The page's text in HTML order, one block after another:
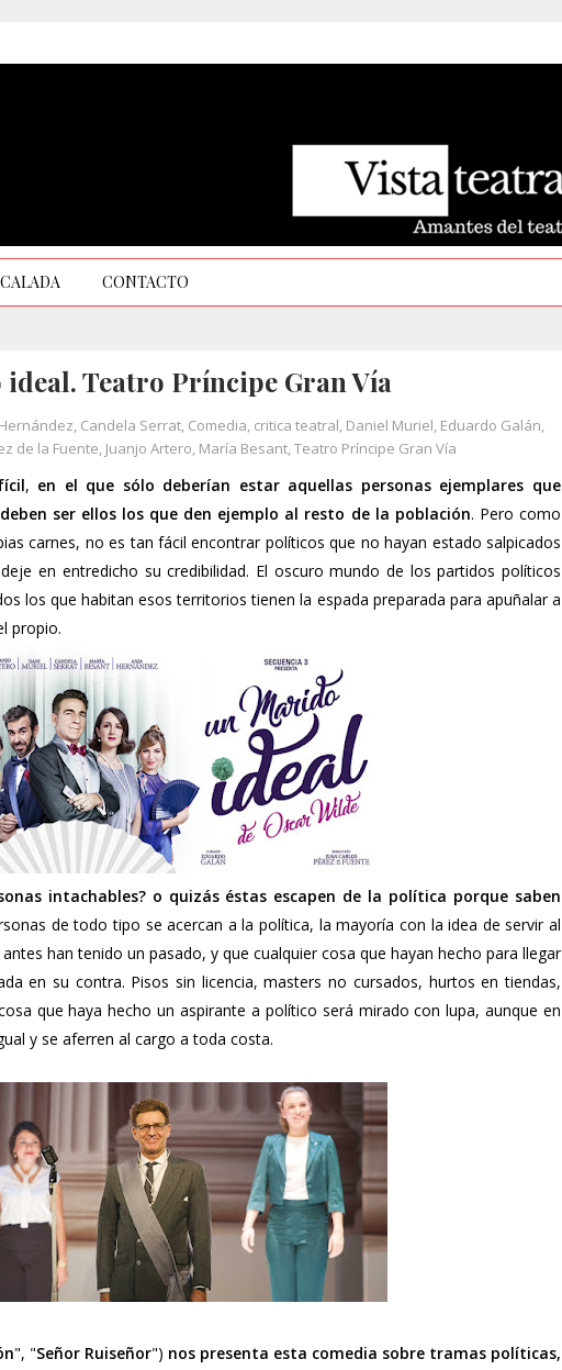
CONTACTO
Teatro Príncipe Gran Vía
, Candela Serrat, Comedia, critica teatral, Daniel Muriel, Eduardo Galán,
de la Fuente, Juanjo Artero, María Besant,Teatro Príncipe Gran Vía
, en el que sólo deberían estar aquellas personas ejemplares que
ser ellos los que den ejemplo al resto de la población. Pero como
carnes, no es tan fácil encontrar políticos que no hayan estado salpicados
en entredicho su credibilidad. El oscuro mundo de los partidos políticos
los que habitan esos territorios tienen la espada preparada para apuñalar a
propio.
intachables? o quizás éstas escapen de la política porque saben
de todo tipo se acercan a la política, la mayoría con la idea de servir al
han tenido un pasado, y que cualquier cosa que hayan hecho para llegar
en su contra. Pisos sin licencia, masters no cursados, hurtos en tiendas,
que haya hecho un aspirante a político será mirado con lupa, aunque en
y se aferren al cargo a toda costa.
", "Señor Ruiseñor") nos presenta esta comedia sobre tramas políticas,